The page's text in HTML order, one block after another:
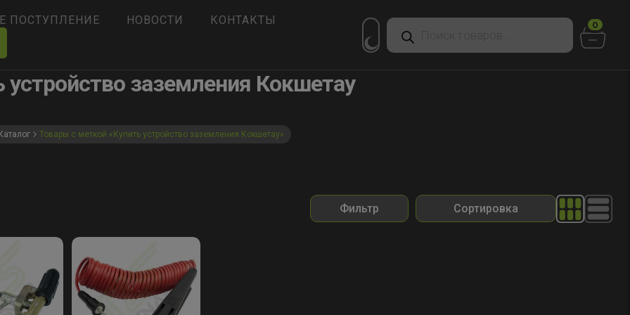
ПОСТУПЛЕНИЕ НОВОСТИ
КОНТАКТЫ
Поиск
товаров
0
устройство заземления Кокшетау
Каталог Товары с меткой «Купить устройство заземления Кокшетау»
Фильтр Сортировка